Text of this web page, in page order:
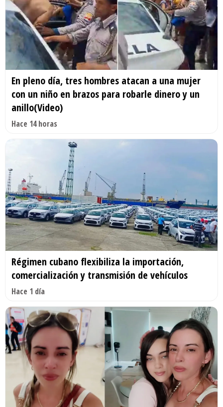
En pleno día, tres hombres atacan a una mujer
con un niño en brazos para robarle dinero y un
anillo(Video)
Hace 14 horas
Régimen cubano flexibiliza la importación,
comercialización y transmisión de vehículos
Hace 1 día